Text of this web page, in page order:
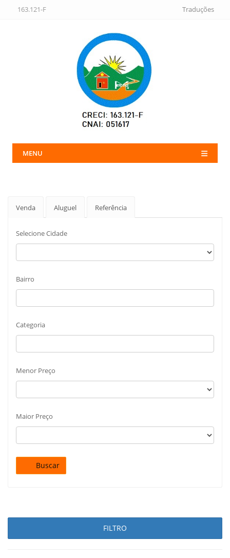
163.121-F Traduções
MENU
Venda Aluguel Referência
Selecione Cidade
Bairro
Categoria
Menor Preço
Maior Preço
Buscar
FILTRO